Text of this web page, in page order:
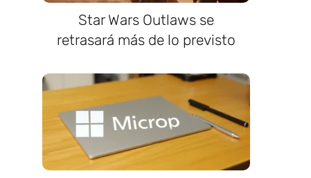
Star Wars Outlaws se
retrasará más de lo previsto